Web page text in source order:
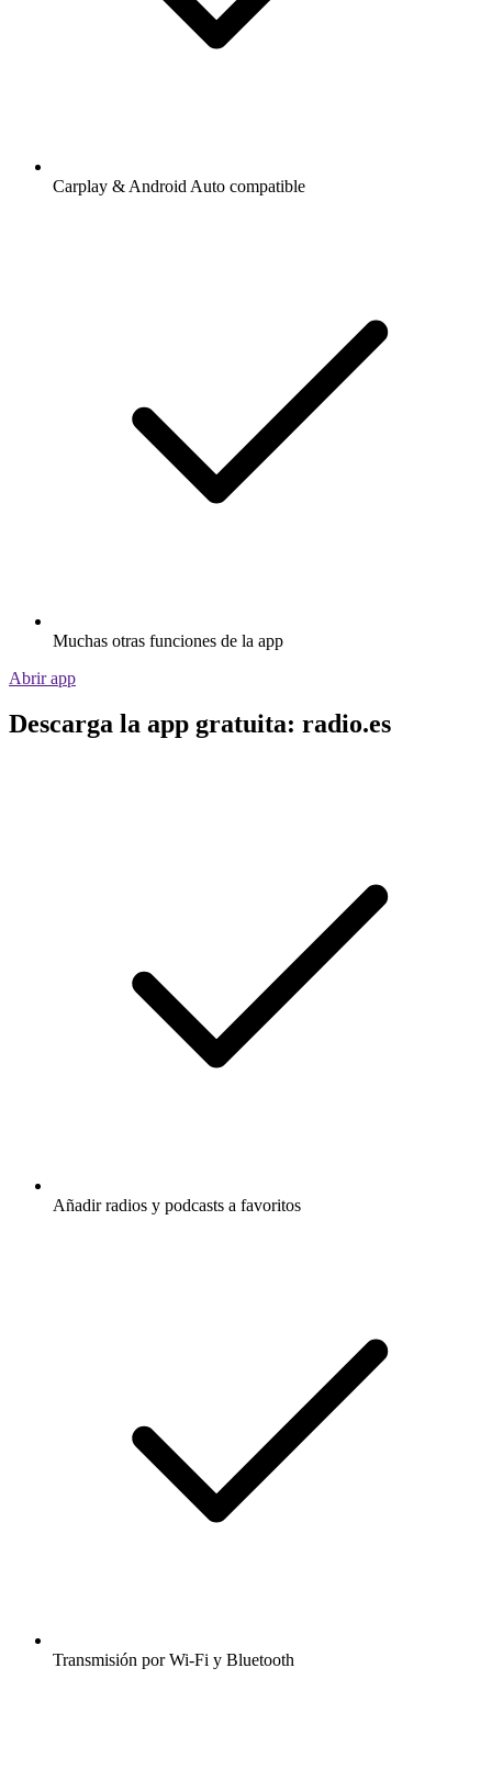
Carplay & Android Auto compatible
Muchas otras funciones de la app
Abrir app
Descarga la app gratuita: radio.es
Añadir radios y podcasts a favoritos
Transmisión por Wi-Fi y Bluetooth